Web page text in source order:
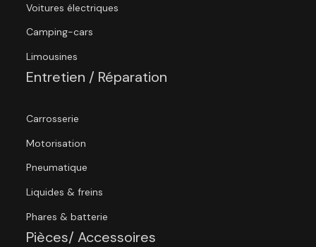
Voitures électriques
Camping-cars
Limousines
Entretien / Réparation
Carrosserie
Motorisation
Pneumatique
Liquides & freins
Phares & batterie
Pièces/ Accessoires